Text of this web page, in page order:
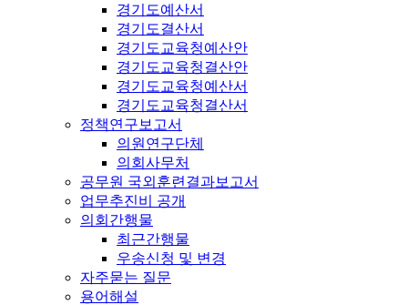
경기도예산서
경기도결산서
경기도교육청예산안
경기도교육청결산안
경기도교육청예산서
경기도교육청결산서
정책연구보고서
의원연구단체
의회사무처
공무원 국외훈련결과보고서
업무추진비 공개
의회간행물
최근간행물
우송신청 및 변경
자주묻는 질문
용어해설